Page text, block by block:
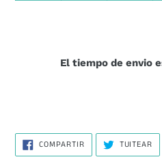
El tiempo de envio
COMPARTIRCOMPARTIR
EN
FACEBOOK
TUITEAR